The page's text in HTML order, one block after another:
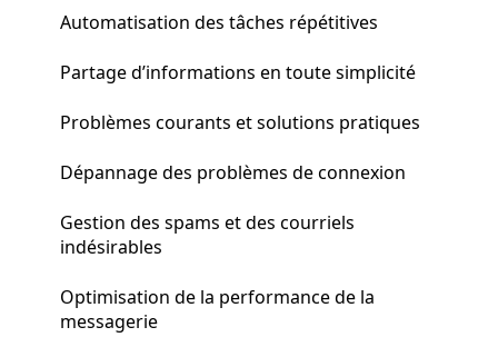
Automatisation des tâches répétitives
Partage d’informations en toute simplicité
Problèmes courants et solutions pratiques
Dépannage des problèmes de connexion
Gestion des spams et des courriels
indésirables
Optimisation de la performance de la
messagerie